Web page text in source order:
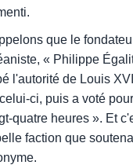
que le
« Philippe
l'autorité de Louis
ci, puis a voté
quatre heures ». Et
faction que